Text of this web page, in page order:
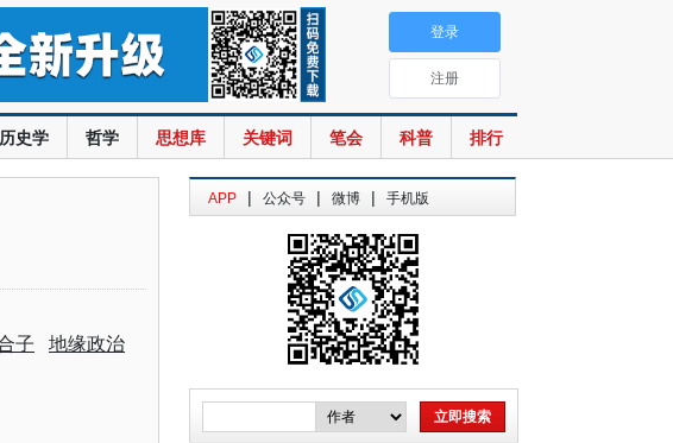
历史学 哲学 思想库 关键词 笔会 科普 排行
登录
注册
子 地缘政治
APP | 公众号 | 微博 | 手机版